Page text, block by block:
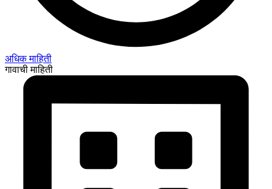
अधिक माहिती
गावाची माहिती